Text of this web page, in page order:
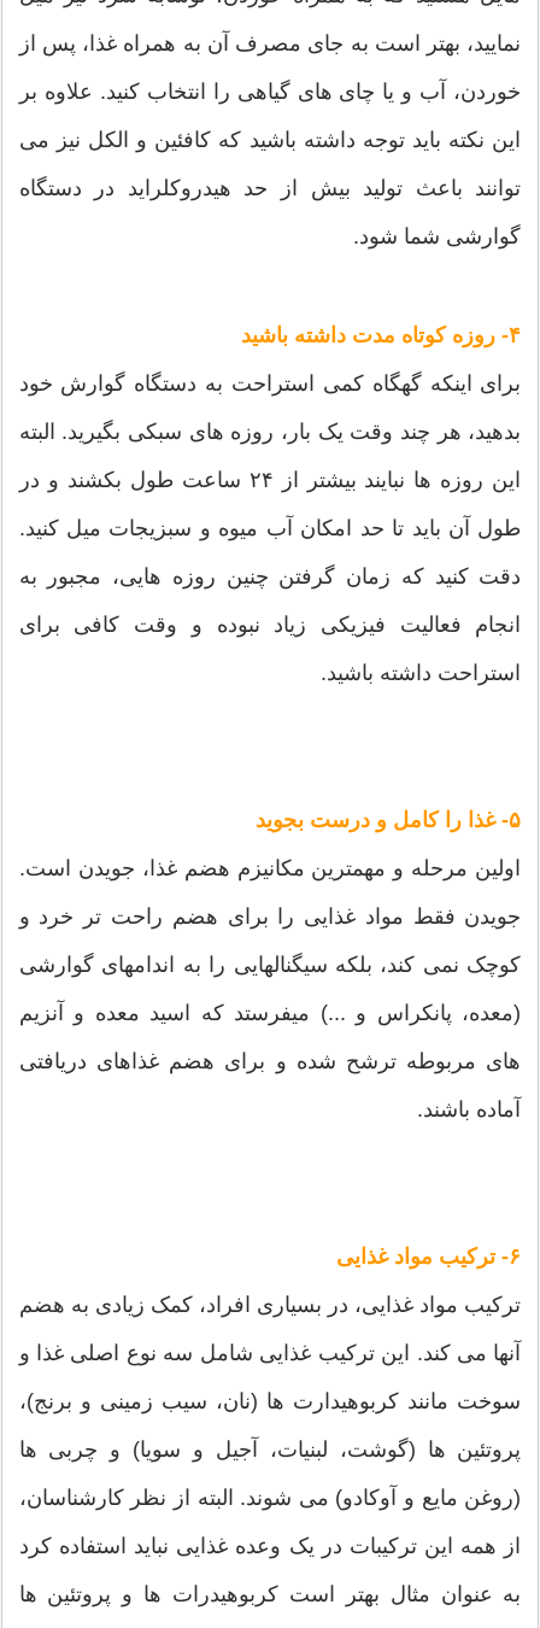
نمایید، بهتر است به جای مصرف آن به همراه غذا، پس از
خوردن، آب و یا چای های گیاهی را انتخاب کنید. علاوه بر
این نکته باید توجه داشته باشید که کافئین و الکل نیز می
توانند باعث تولید بیش از حد هیدروکلراید در دستگاه
گوارشی شما شود.
۴- روزه کوتاه مدت داشته باشید
برای اینکه گهگاه کمی استراحت به دستگاه گوارش خود
بدهید، هر چند وقت یک بار، روزه های سبکی بگیرید. البته
این روزه ها نبایند بیشتر از ۲۴ ساعت طول بکشند و در
طول آن باید تا حد امکان آب میوه و سبزیجات میل کنید.
دقت کنید که زمان گرفتن چنین روزه هایی، مجبور به
انجام فعالیت فیزیکی زیاد نبوده و وقت کافی برای
استراحت داشته باشید.
۵- غذا را کامل و درست بجوید
اولین مرحله و مهمترین مکانیزم هضم غذا، جویدن است.
جویدن فقط مواد غذایی را برای هضم راحت تر خرد و
کوچک نمی کند، بلکه سیگنالهایی را به اندامهای گوارشی
(معده، پانکراس و ...) میفرستد که اسید معده و آنزیم
های مربوطه ترشح شده و برای هضم غذاهای دریافتی
آماده باشند.
۶- ترکیب مواد غذایی
ترکیب مواد غذایی، در بسیاری افراد، کمک زیادی به هضم
آنها می کند. این ترکیب غذایی شامل سه نوع اصلی غذا و
سوخت مانند کربوهیدارت ها (نان، سیب زمینی و برنج)،
پروتئین ها (گوشت، لبنیات، آجیل و سویا) و چربی ها
(روغن مایع و آوکادو) می شوند. البته از نظر کارشناسان،
از همه این ترکیبات در یک وعده غذایی نباید استفاده کرد
به عنوان مثال بهتر است کربوهیدرات ها و پروتئین ها